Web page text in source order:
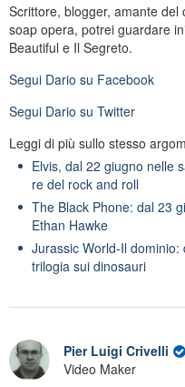
Scrittore, blogger, amante
soap opera, potrei guardare
Beautiful e Il Segreto.
Segui Dario su Facebook
Segui Dario su Twitter
Leggi di più sullo stesso
Elvis, dal 22 giugno nelle
re del rock and roll
The Black Phone: dal 23
Ethan Hawke
Jurassic World-Il
trilogia sui dinosauri
Pier Luigi Crivelli
Video Maker